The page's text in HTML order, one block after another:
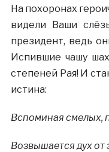
На похоронах
видели Ваши
президент, ведь
Испившие чашу
степеней Рая! И
истина:
Вспоминая смелых,
Возвышается дух